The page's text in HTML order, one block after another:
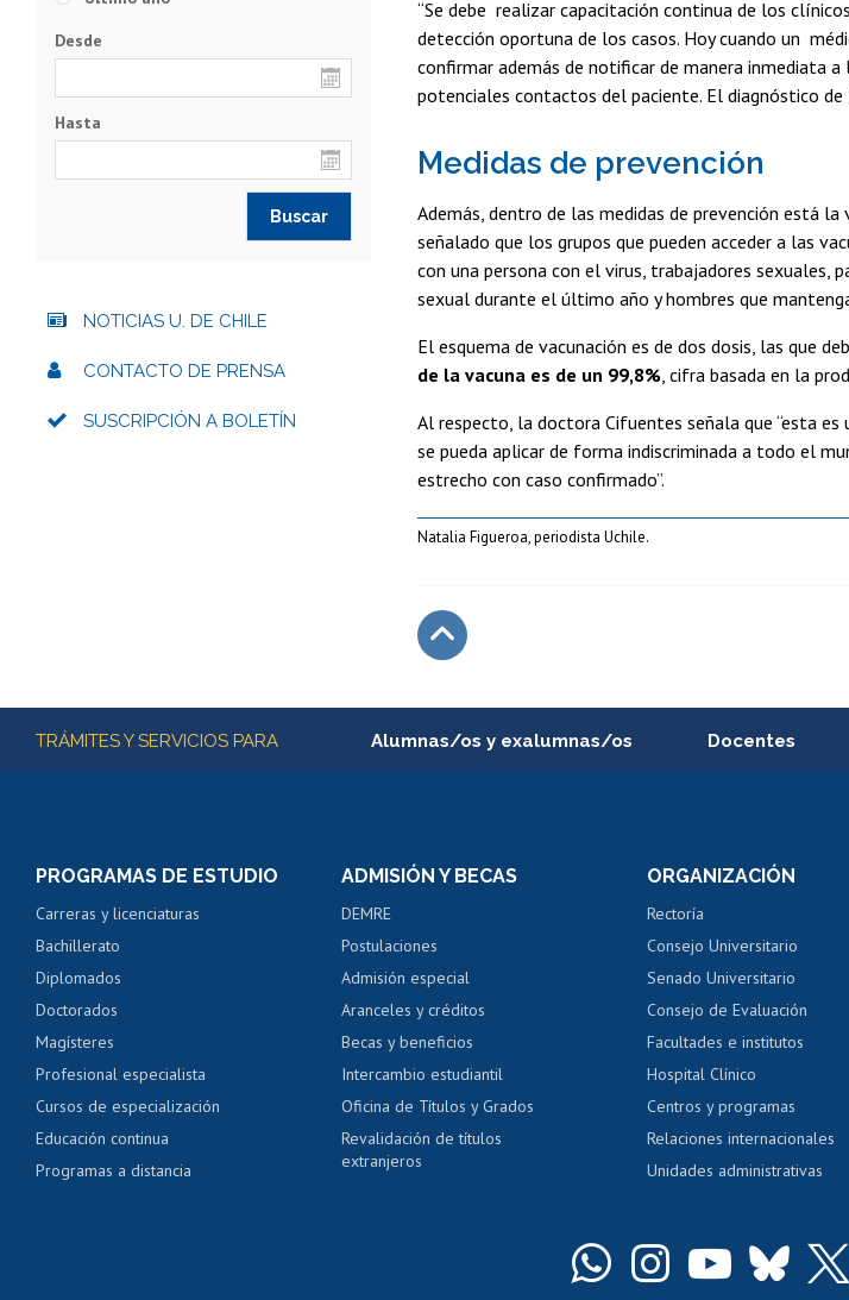
“Se debe realizar capacitación continua de los
detección oportuna de los casos. Hoy cuando un
confirmar además de notificar de manera inmediata
potenciales contactos del paciente. El diagnóstico de
Medidas de prevención
Además, dentro de las medidas de prevención está
señalado que los grupos que pueden acceder a las
con una persona con el virus, trabajadores sexuales,
sexual durante el último año y hombres que
El esquema de vacunación es de dos dosis, las que
de la vacuna es de un 99,8% , cifra basada en la
Al respecto, la doctora Cifuentes señala que “esta
se pueda aplicar de forma indiscriminada a todo el
estrecho con caso confirmado”.
Natalia Figueroa, periodista Uchile.
Desde
Hasta
NOTICIAS U. DE CHILE
CONTACTO DE PRENSA
SUSCRIPCIÓN A BOLETÍN
Más información
TRÁMITES Y SERVICIOS PARA Alumnas/os y exalumnas/os
Consulta y certificado de notas
Servicio médico y dental
Pago de arancel y crédito alumnos
Pago de arancel y crédito exalumnos
Certificado de títulos y grados
Docentes
Perfeccionamiento
Evaluación docente
Calificación
Postulación al AUCAI
PROGRAMAS DE ESTUDIO
Carreras y licenciaturas
Bachillerato
Diplomados
Doctorados
Magísteres
Profesional especialista
Cursos de especialización
Educación continua
Programas a distancia
ADMISIÓN Y BECAS
DEMRE
Postulaciones
Admisión especial
Aranceles y créditos
Becas y beneficios
Intercambio estudiantil
Oficina de Títulos y Grados
Revalidación de títulos
extranjeros
ORGANIZACIÓN
Rectoría
Consejo Universitario
Senado Universitario
Consejo de Evaluación
Facultades e institutos
Hospital Clínico
Centros y programas
Relaciones internacionales
Unidades administrativas